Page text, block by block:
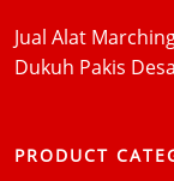
Jual Alat
Dukuh Pakis
PRODUCT